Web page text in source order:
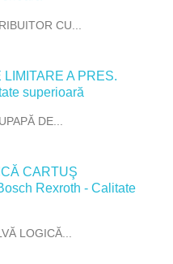
CU...
DE...
LOGICĂ...